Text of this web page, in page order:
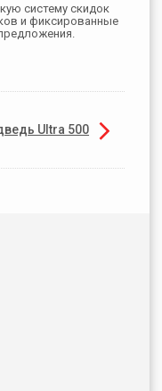
систему скидок
и фиксированные
Ultra 500